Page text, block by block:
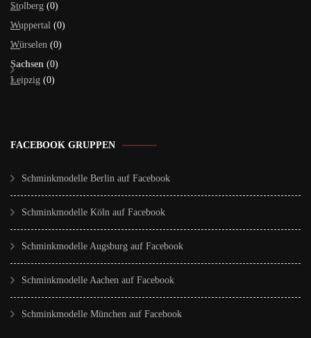
Stolberg (0)
Wuppertal (0)
Würselen (0)
Sachsen (0)
Leipzig (0)
FACEBOOK GRUPPEN
Schminkmodelle Berlin auf Facebook
Schminkmodelle Köln auf Facebook
Schminkmodelle Augsburg auf Facebook
Schminkmodelle Aachen auf Facebook
Schminkmodelle München auf Facebook